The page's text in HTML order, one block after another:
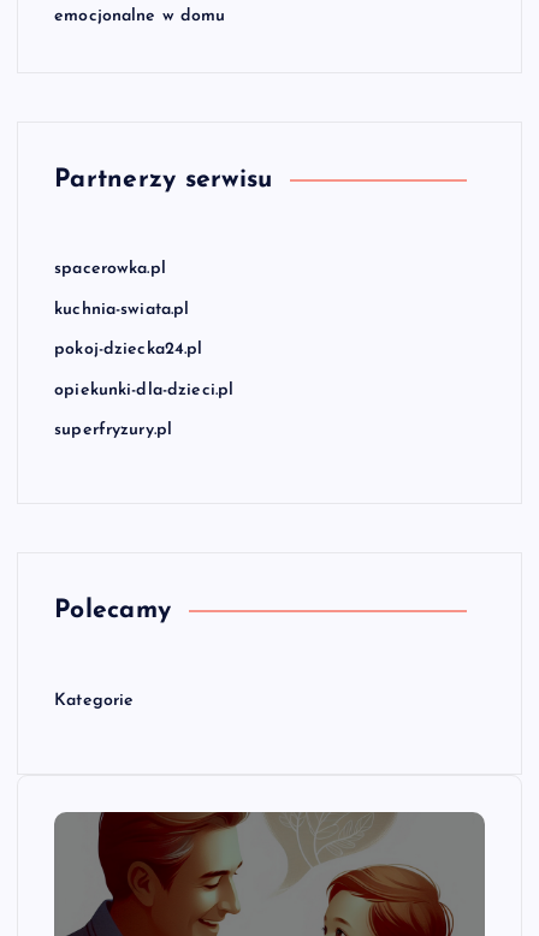
emocjonalne w domu
Partnerzy serwisu
spacerowka.pl
kuchnia-swiata.pl
pokoj-dziecka24.pl
opiekunki-dla-dzieci.pl
superfryzury.pl
Polecamy
Kategorie